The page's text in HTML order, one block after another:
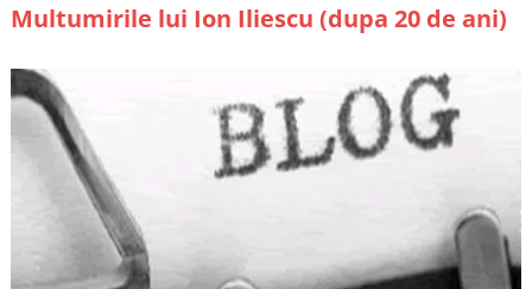
Multumirile lui Ion Iliescu (dupa 20 de ani)